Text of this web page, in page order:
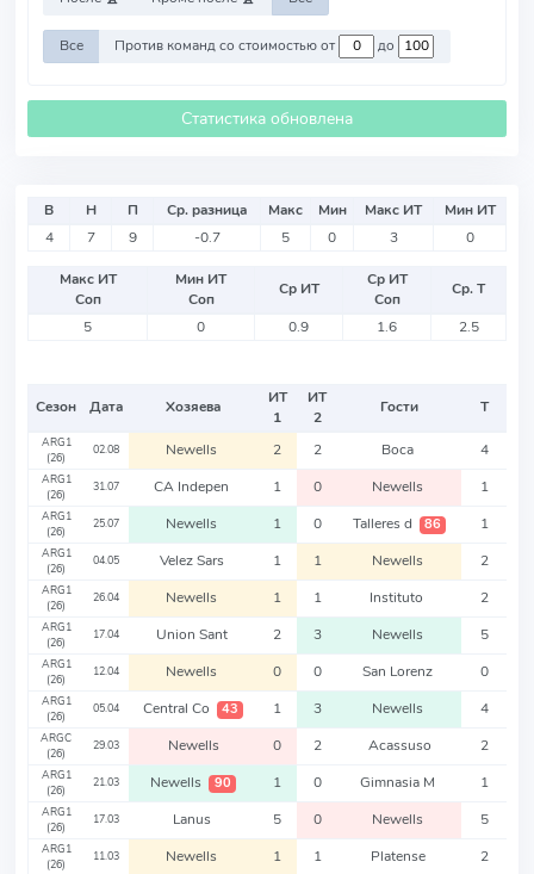
Все Против команд со стоимостью от до
Статистика обновлена
В Н П Ср. разница Макс Мин Макс ИТ
Мин ИТ
4
7 9 -0.7 5 0 3 0
Макс ИТ
Соп
Мин ИТ
Соп
Ср ИТ
Ср ИТ
Соп
Ср. Т
5
0 0.9 1.6 2.5
Сезон Дата Хозяева
ИТ
1
ИТ
2
Гости Т
ARG1
(26)
02.08 Newells 2 2 Boca 4
ARG1
(26)
31.07 CA Indepen 1 0 Newells 1
ARG1
(26)
25.07 Newells 1 0 Talleres d 86 1
ARG1
(26)
04.05 Velez Sars 1 1 Newells 2
ARG1
(26)
26.04 Newells 1 1 Instituto 2
ARG1
(26)
17.04 Union Sant 2 3 Newells 5
ARG1
(26)
12.04 Newells 0 0 San Lorenz 0
ARG1
(26)
05.04 Central Co 43 1 3 Newells 4
ARGC
(26)
29.03 Newells 0 2 Acassuso 2
ARG1
(26)
21.03 Newells 90 1 0 Gimnasia M 1
ARG1
(26)
17.03 Lanus 5 0 Newells 5
ARG1
(26)
11.03 Newells 1 1 Platense 2